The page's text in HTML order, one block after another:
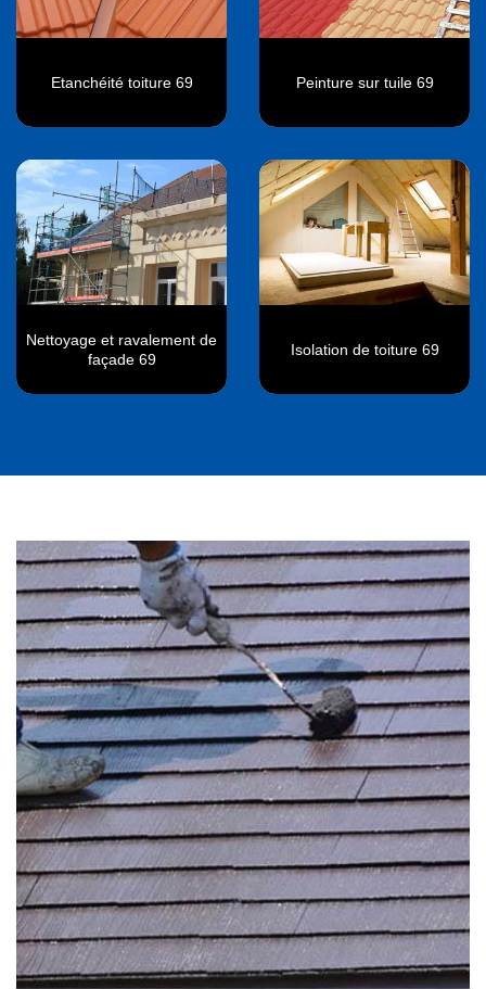
Etanchéité toiture 69 Peinture sur tuile 69
Nettoyage et ravalement de
façade 69
Isolation de toiture 69